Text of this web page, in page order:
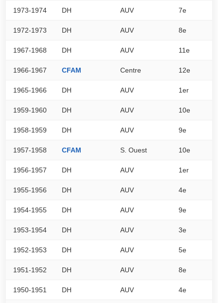
1973-1974 DH AUV 7e
1972-1973 DH AUV 8e
1967-1968 DH AUV 11e
1966-1967 CFAM Centre 12e
1965-1966 DH AUV 1er
1959-1960 DH AUV 10e
1958-1959 DH AUV 9e
1957-1958 CFAM S. Ouest 10e
1956-1957 DH AUV 1er
1955-1956 DH AUV 4e
1954-1955 DH AUV 9e
1953-1954 DH AUV 3e
1952-1953 DH AUV 5e
1951-1952 DH AUV 8e
1950-1951 DH AUV 4e